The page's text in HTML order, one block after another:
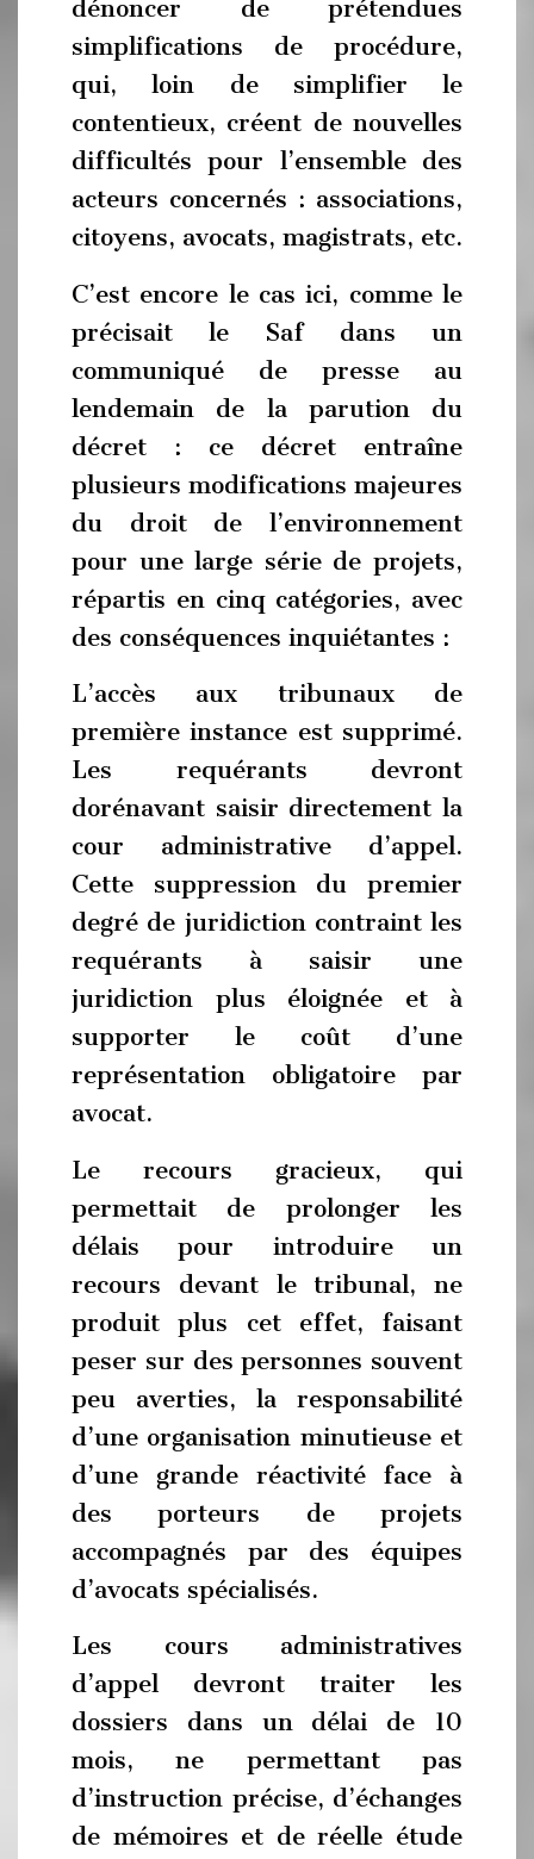
dénoncer de prétendues
simplifications de procédure,
qui, loin de simplifier le
contentieux, créent de nouvelles
difficultés pour l’ensemble des
acteurs concernés : associations,
citoyens, avocats, magistrats, etc.
C’est encore le cas ici, comme le
précisait le Saf dans un
communiqué de presse au
lendemain de la parution du
décret : ce décret entraîne
plusieurs modifications majeures
du droit de l’environnement
pour une large série de projets,
répartis en cinq catégories, avec
des conséquences inquiétantes :
L’accès aux tribunaux de
première instance est supprimé.
Les requérants devront
dorénavant saisir directement la
cour administrative d’appel.
Cette suppression du premier
degré de juridiction contraint les
requérants à saisir une
juridiction plus éloignée et à
supporter le coût d’une
représentation obligatoire par
avocat.
Le recours gracieux, qui
permettait de prolonger les
délais pour introduire un
recours devant le tribunal, ne
produit plus cet effet, faisant
peser sur des personnes souvent
peu averties, la responsabilité
d’une organisation minutieuse et
d’une grande réactivité face à
des porteurs de projets
accompagnés par des équipes
d’avocats spécialisés.
Les cours administratives
d’appel devront traiter les
dossiers dans un délai de 10
mois, ne permettant pas
d’instruction précise, d’échanges
de mémoires et de réelle étude